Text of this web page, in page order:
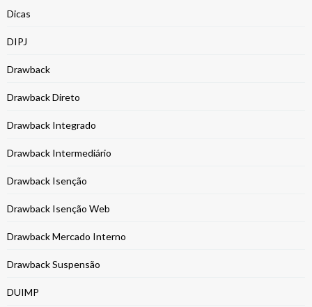
Dicas
DIPJ
Drawback
Drawback Direto
Drawback Integrado
Drawback Intermediário
Drawback Isenção
Drawback Isenção Web
Drawback Mercado Interno
Drawback Suspensão
DUIMP